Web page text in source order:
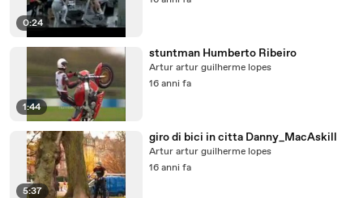
0:24
1:44
stuntman Humberto Ribeiro
Artur artur guilherme lopes
16 anni fa
5:37
giro di bici in citta Danny_MacAskill
Artur artur guilherme lopes
16 anni fa